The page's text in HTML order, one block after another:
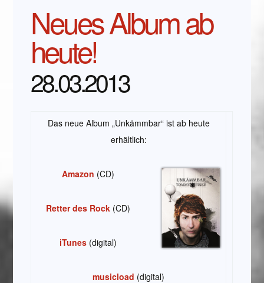
Neues Album ab
heute!
28.03.2013
Das neue Album „Unkämmbar“ ist ab heute
erhältlich:
Amazon (CD)
Retter des Rock(CD)
iTunes(digital)
musicload (digital)